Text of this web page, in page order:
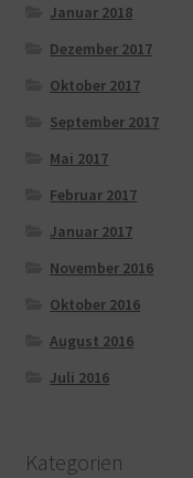
Januar 2018
Dezember 2017
Oktober 2017
September 2017
Mai 2017
Februar 2017
Januar 2017
November 2016
Oktober 2016
August 2016
Juli 2016
Kategorien